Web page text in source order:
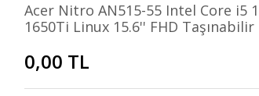
Acer Nitro AN515-55 Intel Core i5
1650Ti Linux 15.6'' FHD Taşınabilir
0,00 TL